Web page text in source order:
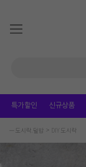
특가할인 신규상품
ㅡ 도시락.덮밥 DIY 도시락